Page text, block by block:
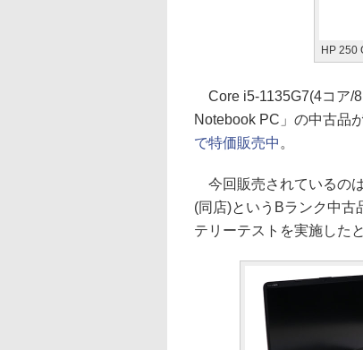
HP 250
Core i5-1135G7(4コア/
Notebook PC」の中古品
で特価販売中 。
今回販売されているの
(同店)というBランク中古
テリーテストを実施した